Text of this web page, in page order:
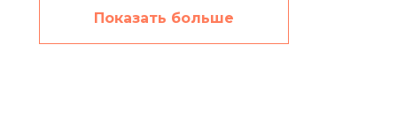
Показать больше